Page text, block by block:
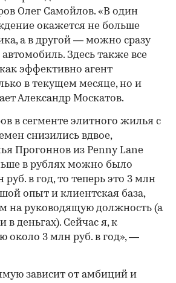
Олег Самойлов. «В один
окажется не больше
а в другой — можно сразу
Здесь также все
эффективно агент
в текущем месяце, но и
Александр Москатов.
в сегменте элитного жилья с
снизились вдвое,
Прогоннов из Penny Lane
в рублях можно было
руб. в год, то теперь это 3 млн
опыт и клиентская база,
на руководящую должность (а
в деньгах). Сейчас я, к
около 3 млн руб. в год», —
зависит от амбиций и